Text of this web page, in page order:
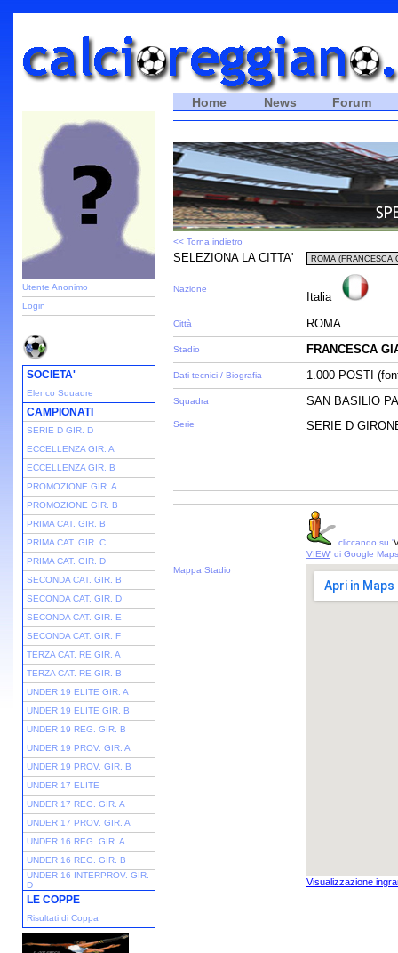
Utente Anonimo
Login
SOCIETA'
Elenco Squadre
CAMPIONATI
SERIE D GIR. D
ECCELLENZA GIR. A
ECCELLENZA GIR. B
PROMOZIONE GIR. A
PROMOZIONE GIR. B
PRIMA CAT. GIR. B
PRIMA CAT. GIR. C
PRIMA CAT. GIR. D
SECONDA CAT. GIR. B
SECONDA CAT. GIR. D
SECONDA CAT. GIR. E
SECONDA CAT. GIR. F
TERZA CAT. RE GIR. A
TERZA CAT. RE GIR. B
UNDER 19 ELITE GIR. A
UNDER 19 ELITE GIR. B
UNDER 19 REG. GIR. B
UNDER 19 PROV. GIR. A
UNDER 19 PROV. GIR. B
UNDER 17 ELITE
UNDER 17 REG. GIR. A
UNDER 17 PROV. GIR. A
UNDER 16 REG. GIR. A
UNDER 16 REG. GIR. B
UNDER 16 INTERPROV. GIR.
D
LE COPPE
Risultati di Coppa
Home News Forum
<< Torna indietro
SELEZIONA LA CITTA'
Nazione
Italia
Città ROMA
Stadio FRANCESCA
Dati tecnici / Biografia 1.000 POSTI
Squadra
Serie
SAN BASILIO
SERIE D
cliccando su '
VIEW' di Google Maps
Mappa Stadio
Visualizzazione